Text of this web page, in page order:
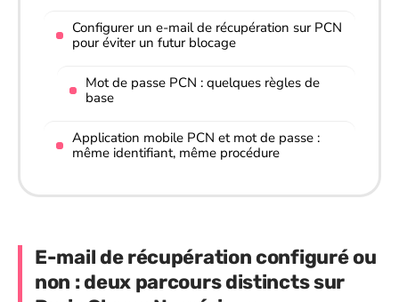
Configurer un e-mail de récupération sur PCN
pour éviter un futur blocage
Mot de passe PCN : quelques règles de
base
Application mobile PCN et mot de passe :
même identifiant, même procédure
E-mail de récupération configuré ou
non : deux parcours distincts sur